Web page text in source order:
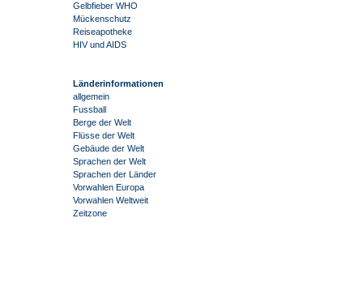
Gelbfieber WHO
Mückenschutz
Reiseapotheke
HIV und AIDS
Länderinformationen
allgemein
Fussball
Berge der Welt
Flüsse der Welt
Gebäude der Welt
Sprachen der Welt
Sprachen der Länder
Vorwahlen Europa
Vorwahlen Weltweit
Zeitzone